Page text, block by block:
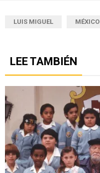
LUIS MIGUEL MÉXICO
LEE TAMBIÉN